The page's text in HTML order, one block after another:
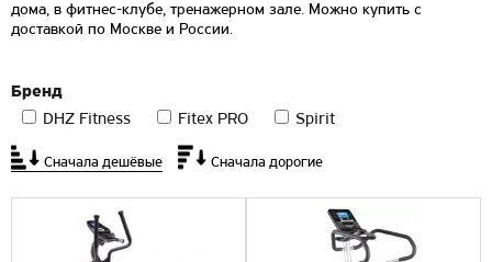
дома, в фитнес-клубе, тренажерном зале. Можно купить с
доставкой по Москве и России.
Бренд
DHZ Fitness
Fitex PRO Spirit
Сначала дешёвые Сначала дорогие